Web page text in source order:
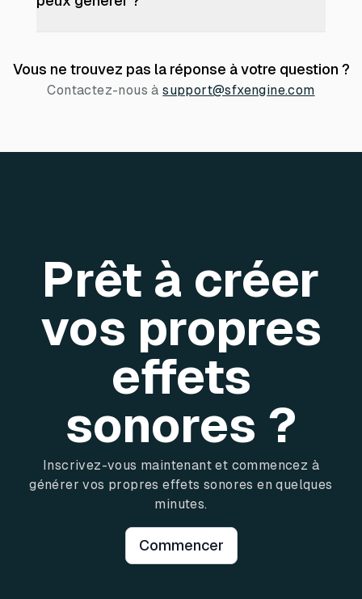
Vous ne trouvez pas la réponse à votre question ?
Contactez-nous à support@sfxengine.com
Prêt à créer
vos propres
effets
sonores ?
Inscrivez-vous maintenant et commencez à
générer vos propres effets sonores en quelques
minutes.
Commencer